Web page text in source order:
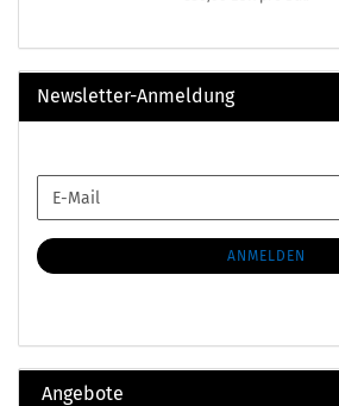
Newsletter-Anmeldung
ZUR
ANMELDUNG
E-
Mail
ANMELDEN
Angebote